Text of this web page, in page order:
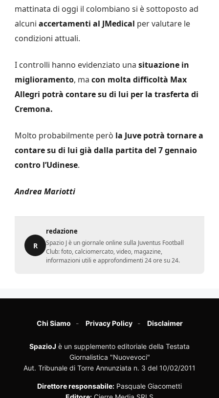
mattinata di oggi il colombiano si è sottoposto ad
alcuni accertamenti al JMedical per valutare le
condizioni attuali.
I controlli hanno evidenziato una situazione in
miglioramento, ma con molta difficoltà Max
Allegri potrà contare su di lui per la trasferta di
Cremona.
Molto probabilmente però la Juve potrà tornare a
contare su di lui già dalla partita del 7 gennaio
contro l’Udinese.
Andrea Mariotti
R
redazione
Spazio J è un giornale online sulla Juventus Football
Club: foto, calciomercato, video, magazine,
informazioni utili e approfondimenti 24 ore su 24.
Chi Siamo Privacy Policy Disclaimer
SpazioJ è un supplemento editoriale della Testata
Giornalistica "Nuovevoci"
Aut. Tribunale di Torre Annunziata n. 3 del 10/02/2011
Direttore responsabile: Pasquale Giacometti